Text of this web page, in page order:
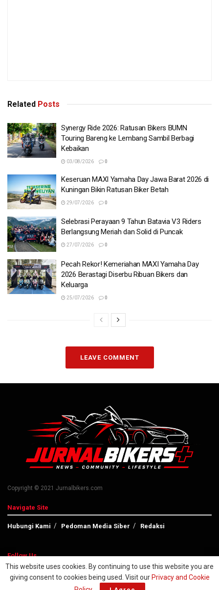
Related Posts
Synergy Ride 2026: Ratusan Bikers BUMN
Touring Bareng ke Lembang Sambil Berbagi
Kebaikan
03/08/2026 0
Keseruan MAXI Yamaha Day Jawa Barat 2026 di
Kuningan Bikin Ratusan Biker Betah
29/07/2026 0
Selebrasi Perayaan 9 Tahun Batavia V3 Riders
Berlangsung Meriah dan Solid di Puncak
27/07/2026 0
Pecah Rekor! Kemeriahan MAXI Yamaha Day
2026 Berastagi Diserbu Ribuan Bikers dan
Keluarga
25/07/2026 0
LEAVE COMMENT
Copyright © 2021 Jurnalbikers.com
Navigate Site
Hubungi Kami Pedoman Media Siber Redaksi
Follow Us
This website uses cookies. By continuing to use this website you are
giving consent to cookies being used. Visit our Privacy and Cookie